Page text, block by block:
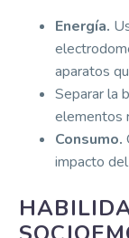
Energía.
aparatos
Separar la
elementos
Consumo.
impacto